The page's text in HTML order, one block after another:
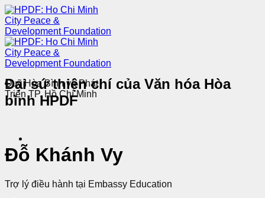
Chuyển
đến
nội
dung
Quỹ Hòa Bình và Phát
Triển TP. Hồ Chí Minh
Đại sứ thiện chí của Văn hóa Hòa
bình HPDF
Đỗ Khánh Vy
Trợ lý điều hành tại Embassy Education